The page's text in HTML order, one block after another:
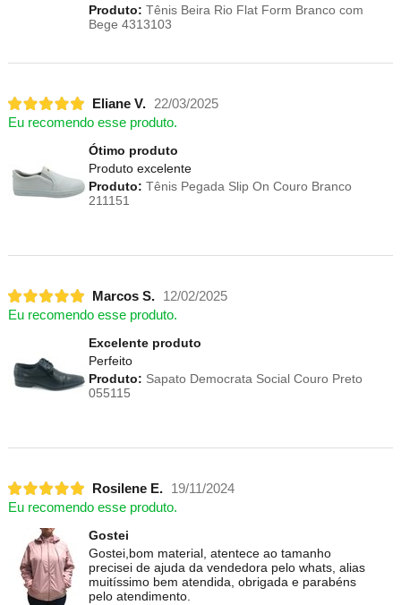
Produto: Tênis Beira Rio Flat Form Branco com
Bege 4313103
Eliane V.
22/03/2025
Eu recomendo esse produto.
Ótimo produto
Produto excelente
Produto: Tênis Pegada Slip On Couro Branco
211151
Marcos S.
12/02/2025
Eu recomendo esse produto.
Excelente produto
Perfeito
Produto: Sapato Democrata Social Couro Preto
055115
Rosilene E.
19/11/2024
Eu recomendo esse produto.
Gostei
Gostei,bom material, atentece ao tamanho
precisei de ajuda da vendedora pelo whats, alias
muitíssimo bem atendida, obrigada e parabéns
pelo atendimento.